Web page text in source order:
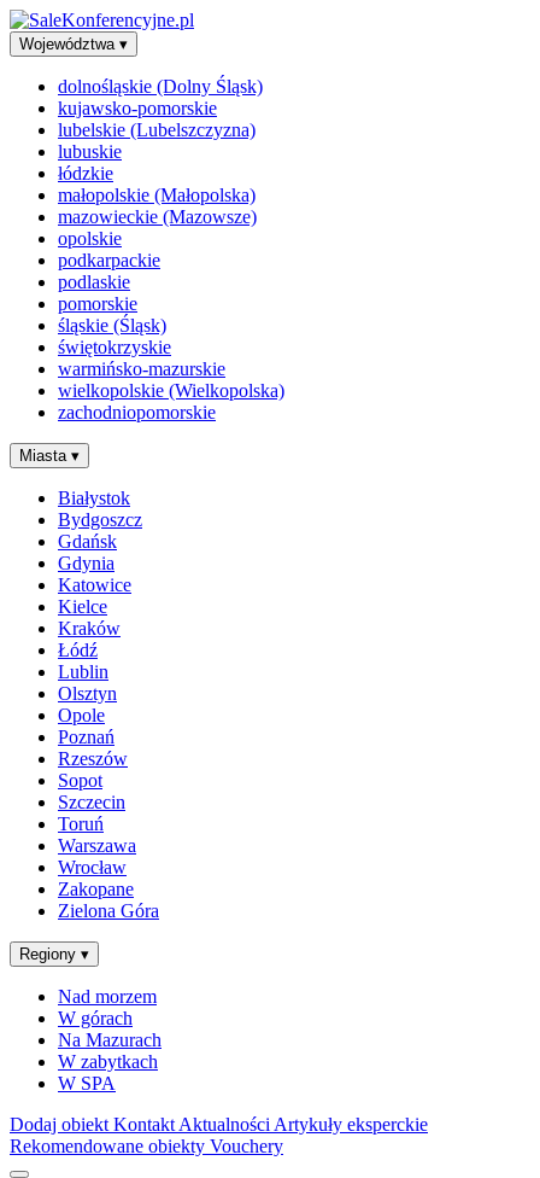
Województwa ▾
dolnośląskie (Dolny Śląsk)
kujawsko-pomorskie
lubelskie (Lubelszczyzna)
lubuskie
łódzkie
małopolskie (Małopolska)
mazowieckie (Mazowsze)
opolskie
podkarpackie
podlaskie
pomorskie
śląskie (Śląsk)
świętokrzyskie
warmińsko-mazurskie
wielkopolskie (Wielkopolska)
zachodniopomorskie
Miasta ▾
Białystok
Bydgoszcz
Gdańsk
Gdynia
Katowice
Kielce
Kraków
Łódź
Lublin
Olsztyn
Opole
Poznań
Rzeszów
Sopot
Szczecin
Toruń
Warszawa
Wrocław
Zakopane
Zielona Góra
Regiony ▾
Nad morzem
W górach
Na Mazurach
W zabytkach
W SPA
Dodaj obiekt Kontakt Aktualności Artykuły eksperckie
Rekomendowane obiekty Vouchery